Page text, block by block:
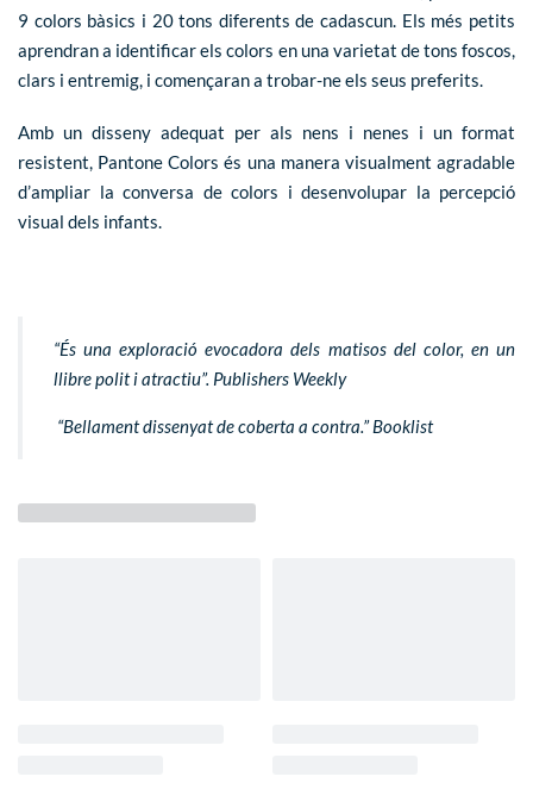
9 colors bàsics i 20 tons diferents de cadascun. Els més petits
aprendran a identificar els colors en una varietat de tons foscos,
clars i entremig, i començaran a trobar-ne els seus preferits.
Amb un disseny adequat per als nens i nenes i un format
resistent, Pantone Colors és una manera visualment agradable
d’ampliar la conversa de colors i desenvolupar la percepció
visual dels infants.
“És una exploració evocadora dels matisos del color, en un
llibre polit i atractiu”. Publishers Weekly
“Bellament dissenyat de coberta a contra.” Booklist